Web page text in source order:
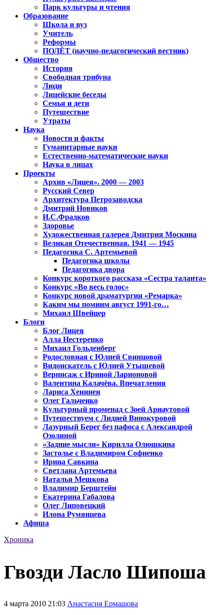
Парк культуры и чтения
Образование
Школа и вуз
Учитель
Реформы
ПОЛЁТ (научно-педагогический вестник)
Общество
История
Свободная трибуна
Люди
Лицейские беседы
Семья и дети
Путешествие
Утраты
Наука
Новости и факты
Гуманитарные науки
Естественно-математические науки
Наука в лицах
Проекты
Архив «Лицея». 2000 — 2003
Русский Север
Архитектура Петрозаводска
Дмитрий Новиков
И.С.Фрадков
Здоровье
Художественная галерея Дмитрия Москина
Великая Отечественная. 1941 — 1945
Педагогика С. Артемьевой
Педагогика школы
Педагогика двора
Конкурс короткого рассказа «Сестра таланта»
Конкурс «Во весь голос»
Конкурс новой драматургии «Ремарка»
Каким мы помним август 1991-го…
Михаил Швейцер
Блоги
Блог Лицея
Алла Нестеренко
Михаил Гольденберг
Родословная с Юлией Свинцовой
Видоискатель с Юлией Утышевой
Вернисаж с Ириной Ларионовой
Валентина Калачёва. Впечатления
Лариса Хенинен
Олег Гальченко
Культурный променад с Зоей Арнаутовой
Путешествуем с Лидией Винокуровой
Лазурный Берег без пафоса с Александрой
Озолиной
«Задние мысли» Кирилла Олюшкина
Застолье с Владимиром Софиенко
Ирина Савкина
Светлана Артемьева
Наталья Мешкова
Владимир Берштейн
Екатерина Габалова
Олег Липовецкий
Илона Румянцева
Афиша
Хроника
Гвозди Ласло Шипоша
4 марта 2010 21:03 Анастасия Ермашова